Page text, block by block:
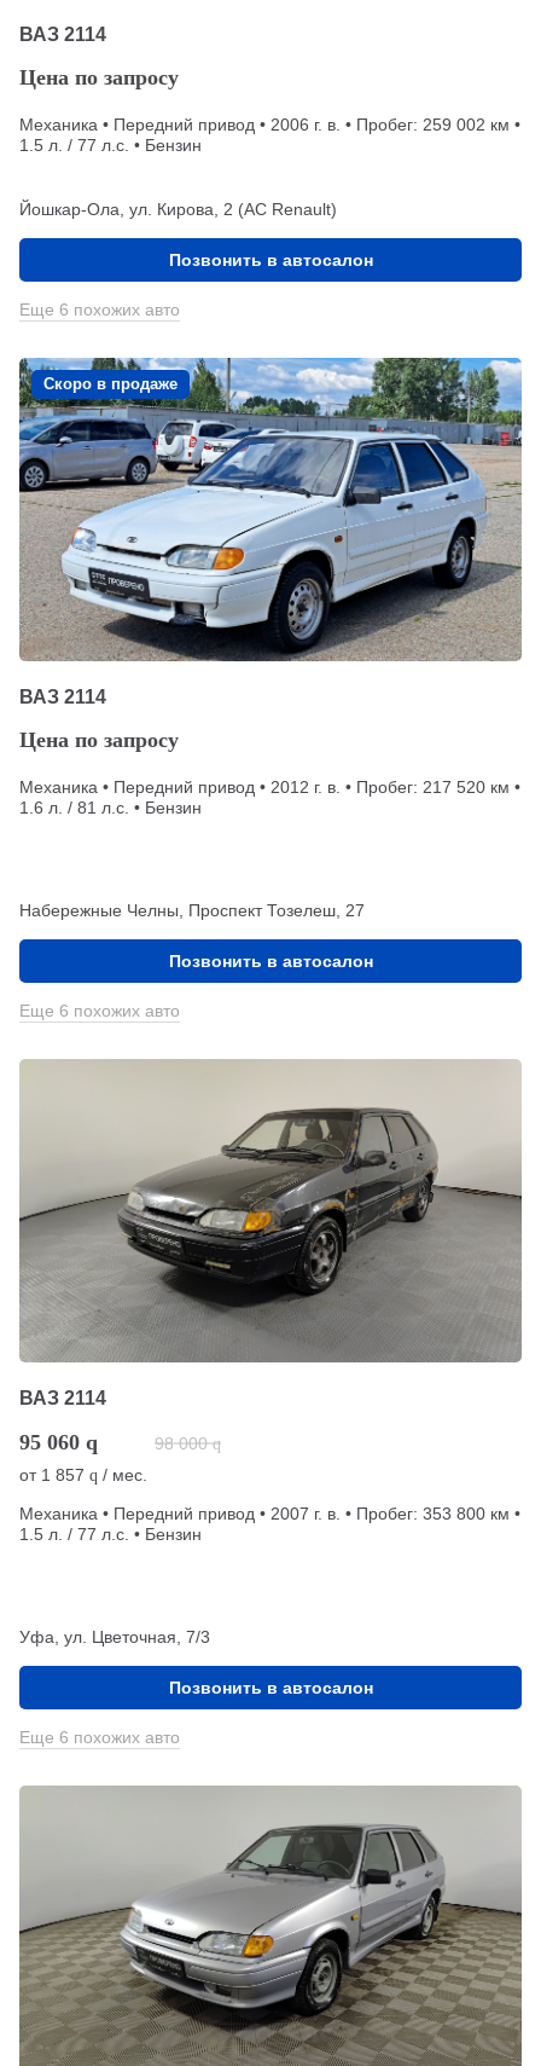
ВАЗ 2114
Цена по запросу
Механика • Передний привод • 2006 г. в. • Пробег: 259 002 км •
1.5 л. / 77 л.с. • Бензин
Йошкар-Ола, ул. Кирова, 2 (АС Renault)
Позвонить в автосалон
Еще 6 похожих авто
Скоро в продаже
ВАЗ 2114
Цена по запросу
Механика • Передний привод • 2012 г. в. • Пробег: 217 520 км •
1.6 л. / 81 л.с. • Бензин
Набережные Челны, Проспект Тозелеш, 27
Позвонить в автосалон
Еще 6 похожих авто
ВАЗ 2114
95 060 q 98 000 q
от 1 857 q / мес.
Механика • Передний привод • 2007 г. в. • Пробег: 353 800 км •
1.5 л. / 77 л.с. • Бензин
Уфа, ул. Цветочная, 7/3
Позвонить в автосалон
Еще 6 похожих авто